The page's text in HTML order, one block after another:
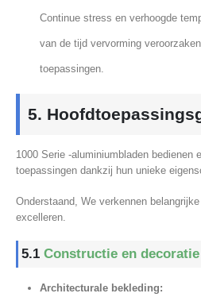
Continue stress en verhoogde
van de tijd vervorming
toepassingen.
5.
1000 Serie -aluminiumbladen bedienen
toepassingen dankzij hun unieke
Onderstaand, We verkennen
excelleren.
5.1 Constructie en decoratie
Architecturale bekleding: